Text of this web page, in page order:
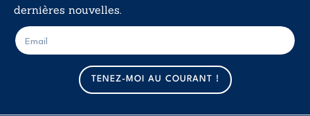
dernières nouvelles.
m
a
i
l
E
-
m
TENEZ-MOI AU COURANT !